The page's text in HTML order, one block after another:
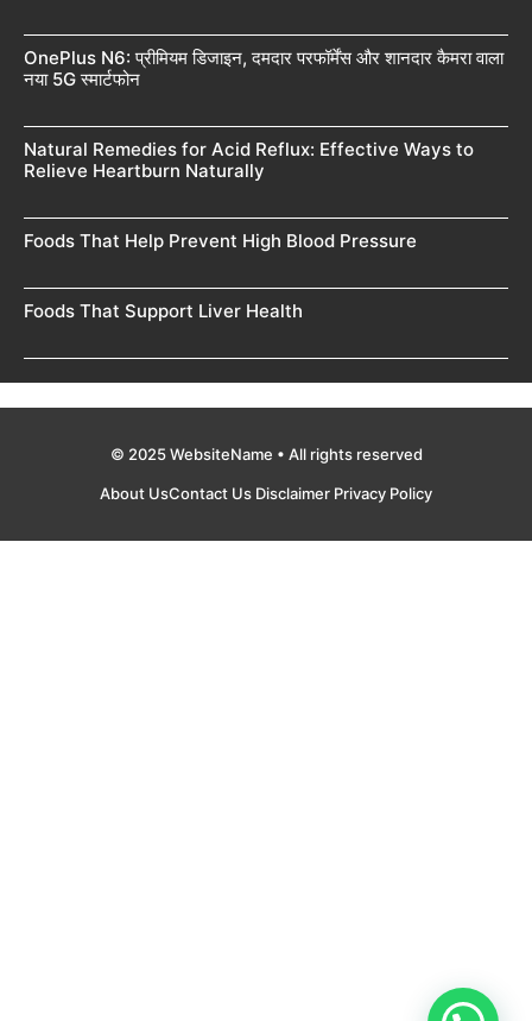
OnePlus N6: प्रीमियम डिजाइन, दमदार परफॉर्मेंस और शानदार कैमरा वाला
नया 5G स्मार्टफोन
Natural Remedies for Acid Reflux: Effective Ways to
Relieve Heartburn Naturally
Foods That Help Prevent High Blood Pressure
Foods That Support Liver Health
© 2025 WebsiteName • All rights reserved
About UsContact Us Disclaimer Privacy Policy